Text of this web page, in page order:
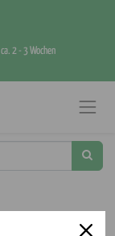
2 - 3 Wochen